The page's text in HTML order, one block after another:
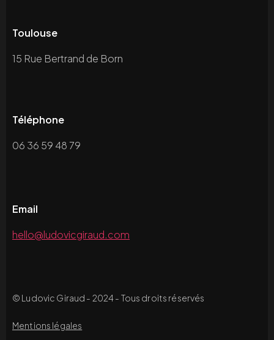
Toulouse
15 Rue Bertrand de Born
Téléphone
06 36 59 48 79
Email
hello@ludovicgiraud.com
© Ludovic Giraud - 2024 - Tous droits réservés
Mentions légales